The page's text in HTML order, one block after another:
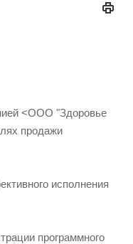
<ООО "Здоровье
продажи
исполнения
программного